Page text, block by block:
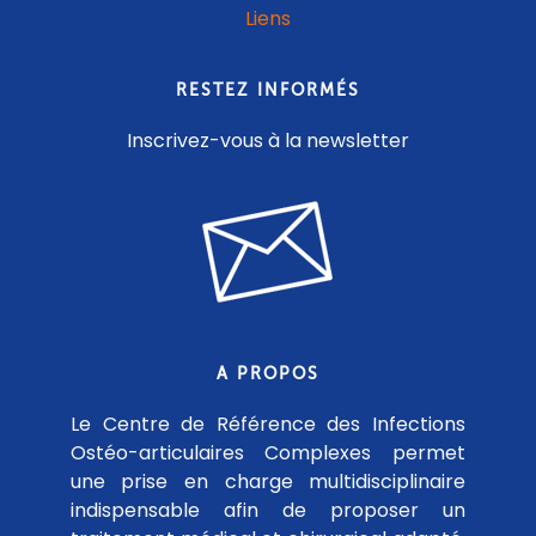
Liens
RESTEZ INFORMÉS
Inscrivez-vous à la newsletter
A PROPOS
Le Centre de Référence des Infections
Ostéo-articulaires Complexes permet
une prise en charge multidisciplinaire
indispensable afin de proposer un